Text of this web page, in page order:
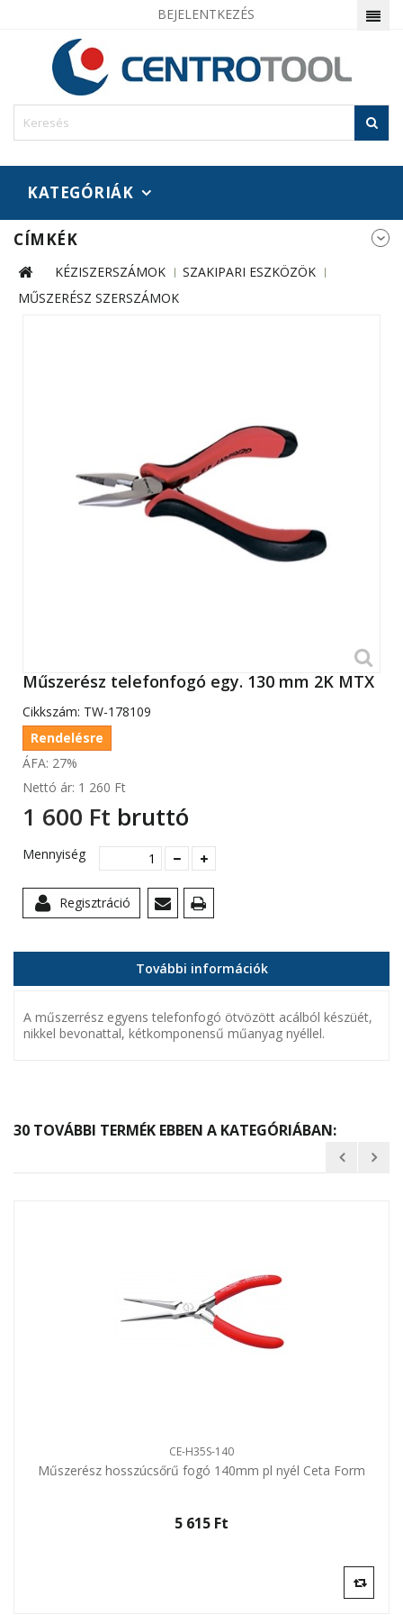
BEJELENTKEZÉS
KATEGÓRIÁK
CÍMKÉK
KÉZISZERSZÁMOK
SZAKIPARI ESZKÖZÖK
MŰSZERÉSZ SZERSZÁMOK
Műszerész telefonfogó egy. 130 mm 2K MTX
Cikkszám: TW-178109
Rendelésre
ÁFA: 27%
Nettó ár: 1 260 Ft‎
1 600 Ft‎ bruttó
Mennyiség
Regisztráció
További információk
A műszerrész egyens telefonfogó ötvözött acálból készüét,
nikkel bevonattal, kétkomponensű műanyag nyéllel.
30 TOVÁBBI TERMÉK EBBEN A KATEGÓRIÁBAN:
CE-H35S-140
Műszerész hosszúcsőrű fogó 140mm pl nyél Ceta Form
5 615 Ft‎